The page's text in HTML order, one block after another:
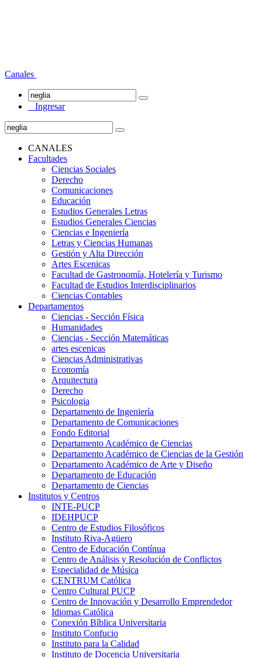
Canales
Ingresar
CANALES
Facultades
Ciencias Sociales
Derecho
Comunicaciones
Educación
Estudios Generales Letras
Estudios Generales Ciencias
Ciencias e Ingeniería
Letras y Ciencias Humanas
Gestión y Alta Dirección
Artes Escenicas
Facultad de Gastronomía, Hotelería y Turismo
Facultad de Estudios Interdisciplinarios
Ciencias Contables
Departamentos
Ciencias - Sección Física
Humanidades
Ciencias - Sección Matemáticas
artes escenicas
Ciencias Administrativas
Economía
Arquitectura
Derecho
Psicologia
Departamento de Ingeniería
Departamento de Comunicaciones
Fondo Editorial
Departamento Académico de Ciencias
Departamento Académico de Ciencias de la Gestión
Departamento Académico de Arte y Diseño
Departamento de Educación
Departamento de Ciencias
Institutos y Centros
INTE-PUCP
IDEHPUCP
Centro de Estudios Filosóficos
Instituto Riva-Agüero
Centro de Educación Contínua
Centro de Análisis y Resolución de Conflictos
Especialidad de Música
CENTRUM Católica
Centro Cultural PUCP
Centro de Innovación y Desarrollo Emprendedor
Idiomas Católica
Conexión Bíblica Universitaria
Instituto Confucio
Instituto para la Calidad
Instituto de Docencia Universitaria